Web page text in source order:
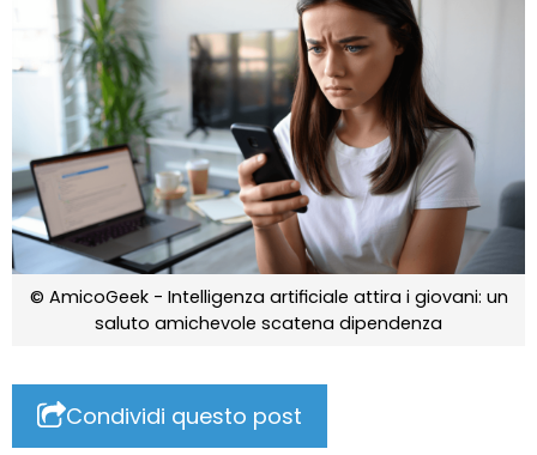
© AmicoGeek - Intelligenza artificiale attira i giovani: un
saluto amichevole scatena dipendenza
Condividi questo post